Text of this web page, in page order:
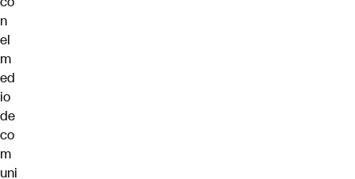
n
el
m
ed
io
de
co
m
uni